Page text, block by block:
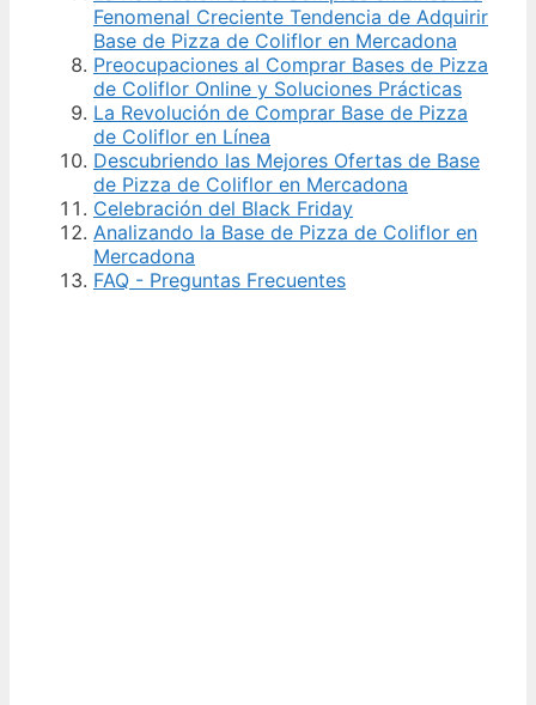
Fenomenal Creciente Tendencia de Adquirir
Base de Pizza de Coliflor en Mercadona
Preocupaciones al Comprar Bases de Pizza
de Coliflor Online y Soluciones Prácticas
La Revolución de Comprar Base de Pizza
de Coliflor en Línea
Descubriendo las Mejores Ofertas de Base
de Pizza de Coliflor en Mercadona
Celebración del Black Friday
Analizando la Base de Pizza de Coliflor en
Mercadona
FAQ - Preguntas Frecuentes